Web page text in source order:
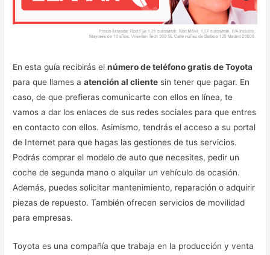
En esta guía recibirás elnúmero de teléfono gratis de Toyota
para que llames aatención al cliente sin tener que pagar. En
caso, de que prefieras comunicarte con ellos en línea, te
vamos a dar los enlaces de sus redes sociales para que entres
en contacto con ellos. Asimismo, tendrás el acceso a su portal
de Internet para que hagas las gestiones de tus servicios.
Podrás comprar el modelo de auto que necesites, pedir un
coche de segunda mano o alquilar un vehículo de ocasión.
Además, puedes solicitar mantenimiento, reparación o adquirir
piezas de repuesto. También ofrecen servicios de movilidad
para empresas.
Toyota es una compañía que trabaja en la producción y venta